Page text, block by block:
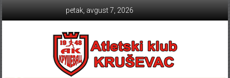
petak, avgust 7, 2026